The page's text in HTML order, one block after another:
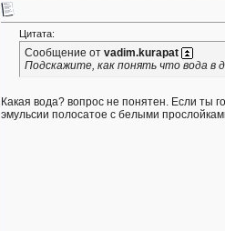
Цитата:
Сообщение от vadim.kurapat
Подскажите, как понять что вода в
Какая вода? вопрос не понятен. Если ты
эмульсии полосатое с белыми